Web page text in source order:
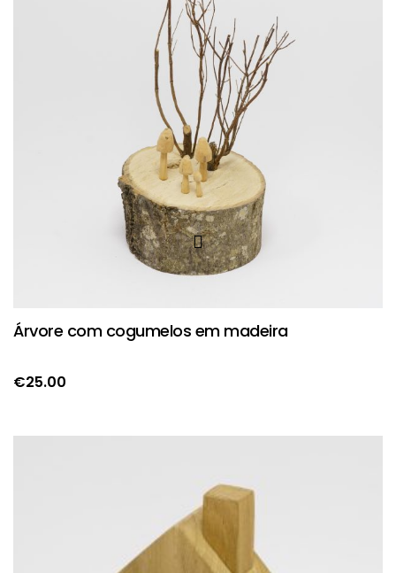
Árvore com cogumelos em madeira
€25.00